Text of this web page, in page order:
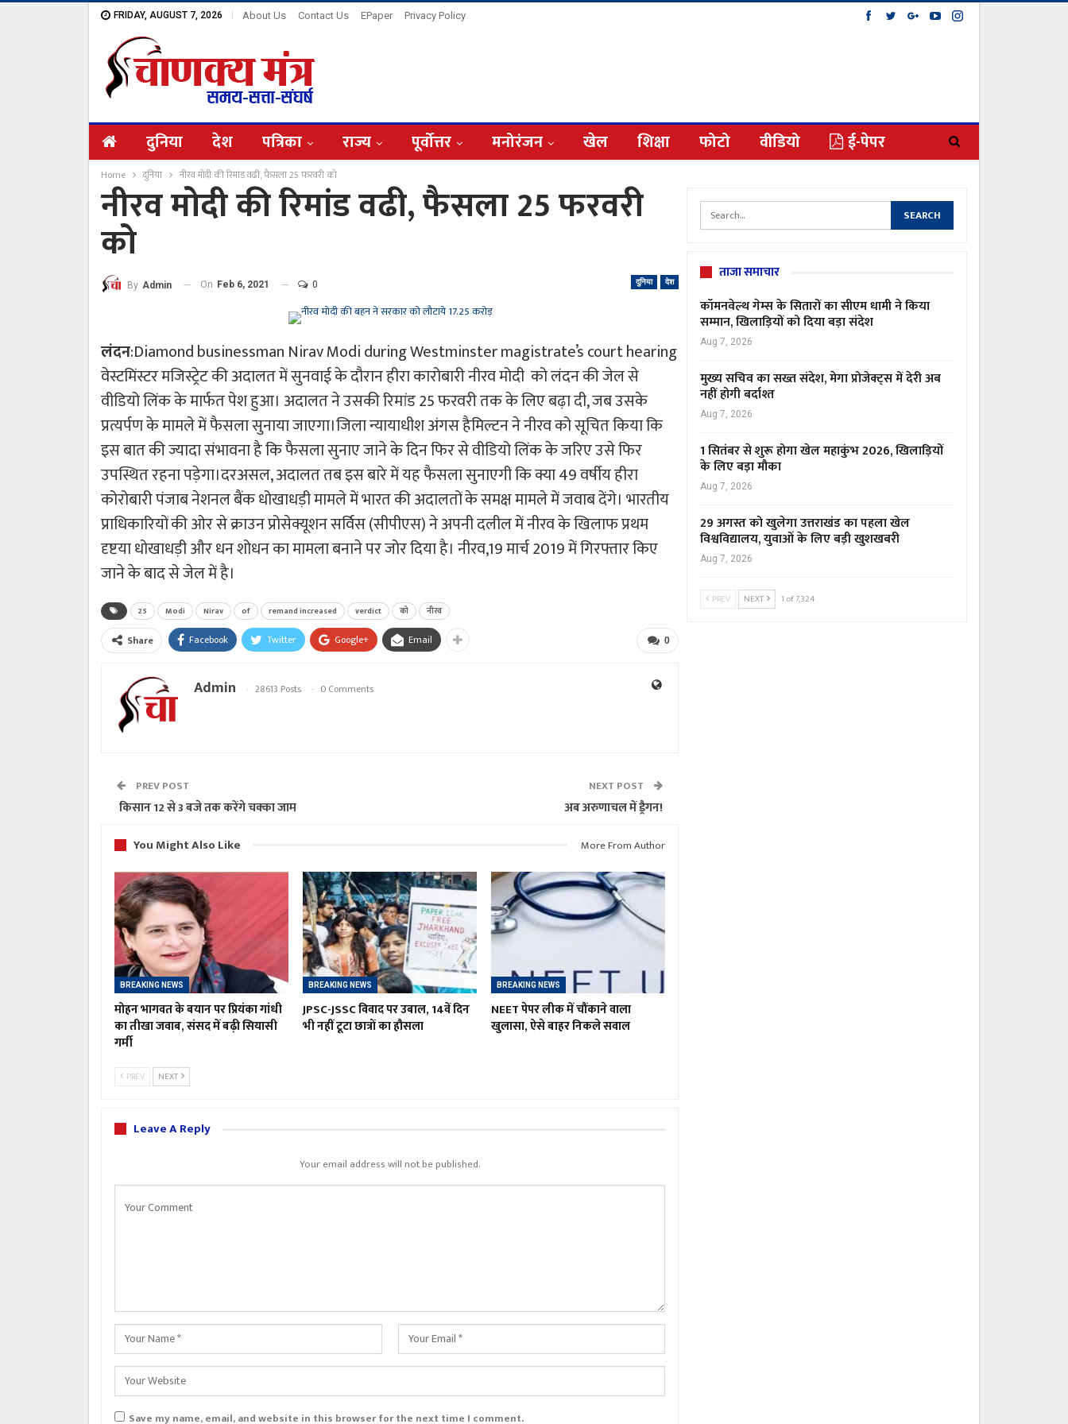
FRIDAY, AUGUST 7, 2026 About Us Contact Us EPaper Privacy Policy
दुनिया देश पत्रिका राज्य पूर्वोत्तर मनोरंजन खेल शिक्षा फोटो वीडियो ई-पेपर
Home दुनिया नीरव मोदी की रिमांड वढी, फैसला 25 फरवरी को
नीरव मोदी की रिमांड वढी, फैसला 25 फरवरी
को
दुनिया देश
By Admin On Feb 6, 2021 0
लंदन:Diamond businessman Nirav Modi during Westminster magistrate’s court hearing
वेस्टमिंस्टर मजिस्ट्रेट की अदालत में सुनवाई के दौरान हीरा कारोबारी नीरव मोदी को लंदन की जेल से
वीडियो लिंक के मार्फत पेश हुआ। अदालत ने उसकी रिमांड 25 फरवरी तक के लिए बढ़ा दी, जब उसके
प्रत्यर्पण के मामले में फैसला सुनाया जाएगा।जिला न्यायाधीश अंगस हैमिल्टन ने नीरव को सूचित किया कि
इस बात की ज्यादा संभावना है कि फैसला सुनाए जाने के दिन फिर से वीडियो लिंक के जरिए उसे फिर
उपस्थित रहना पड़ेगा।दरअसल, अदालत तब इस बारे में यह फैसला सुनाएगी कि क्या 49 वर्षीय हीरा
कोरोबारी पंजाब नेशनल बैंक धोखाधड़ी मामले में भारत की अदालतों के समक्ष मामले में जवाब देंगे। भारतीय
प्राधिकारियों की ओर से क्राउन प्रोसेक्यूशन सर्विस (सीपीएस) ने अपनी दलील में नीरव के खिलाफ प्रथम
दृष्टया धोखाधड़ी और धन शोधन का मामला बनाने पर जोर दिया है। नीरव,19 मार्च 2019 में गिरफ्तार किए
जाने के बाद से जेल में है।
25 Modi Nirav of remand increased verdict को नीरव
0
Share Facebook Twitter Google+ Email
Admin 28613 Posts 0 Comments
PREV POST
किसान 12 से 3 बजे तक करेंगे चक्का जाम
NEXT POST
अब अरुणाचल में ड्रैगन!
You Might Also Like
More From Author
BREAKING NEWS
मोहन भागवत के बयान पर प्रियंका गांधी
का तीखा जवाब, संसद में बढ़ी सियासी
गर्मी
BREAKING NEWS
JPSC-JSSC विवाद पर उबाल, 14वें दिन
भी नहीं टूटा छात्रों का हौसला
BREAKING NEWS
NEET पेपर लीक में चौंकाने वाला
खुलासा, ऐसे बाहर निकले सवाल
PREV NEXT
Leave A Reply
Your email address will not be published.
Save my name, email, and website in this browser for the next time I comment.
ताजा समाचार
कॉमनवेल्थ गेम्स के सितारों का सीएम धामी ने किया
सम्मान, खिलाड़ियों को दिया बड़ा संदेश
Aug 7, 2026
मुख्य सचिव का सख्त संदेश, मेगा प्रोजेक्ट्स में देरी अब
नहीं होगी बर्दाश्त
Aug 7, 2026
1 सितंबर से शुरू होगा खेल महाकुंभ 2026, खिलाड़ियों
के लिए बड़ा मौका
Aug 7, 2026
29 अगस्त को खुलेगा उत्तराखंड का पहला खेल
विश्वविद्यालय, युवाओं के लिए बड़ी खुशखबरी
Aug 7, 2026
PREV NEXT 1 of 7,324